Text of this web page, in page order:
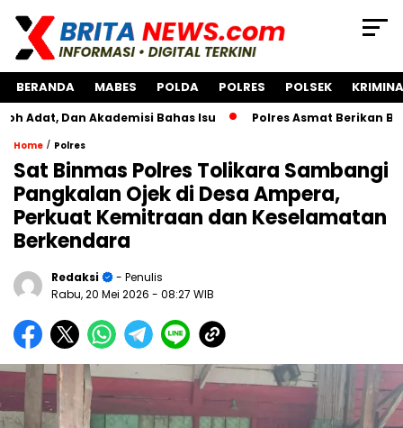
BERANDA MABES POLDA POLRES POLSEK
Akademisi Bahas Isu Polres Asmat Berikan Bantuan
Home / Polres
Sat Binmas Polres Tolikara Sambangi
Pangkalan Ojek di Desa Ampera,
Perkuat Kemitraan dan Keselamatan
Berkendara
Redaksi
- Penulis
Rabu, 20 Mei 2026 - 08:27 WIB